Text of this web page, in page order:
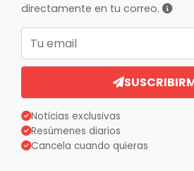
directamente en tu correo.
Correo electrónico
Noticias exclusivas
Resúmenes diarios
Cancela cuando quieras